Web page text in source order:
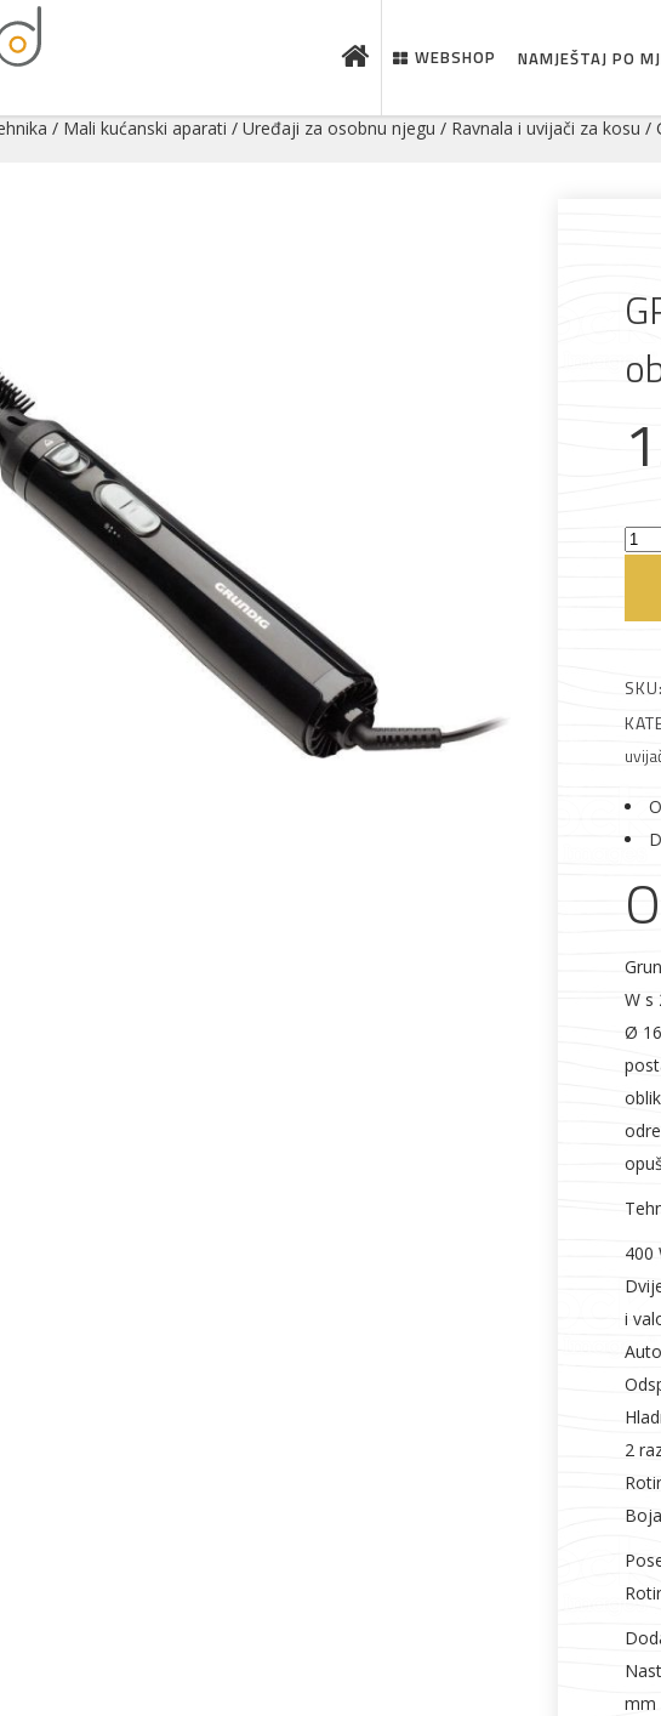
Pogledajte što je novo u ponudi
Alati i pribor
WEBSHOP NAMJEŠTAJ PO
/ Mali kućanski aparati / Uređaji za osobnu njegu / Ravnala i uvijači za kosu /
i
SKU:
W s
Ø
400
i
2
mm